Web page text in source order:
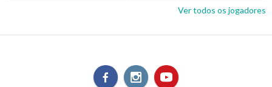
Ver todos os jogadores